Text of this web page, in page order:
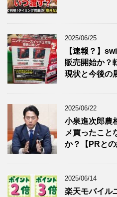
2025/06/25
【速報？】
販売開始か？
現状と今後の
2025/06/22
小泉進次郎農
メ買ったこと
か？【PRとの
2025/06/14
楽天モバイル